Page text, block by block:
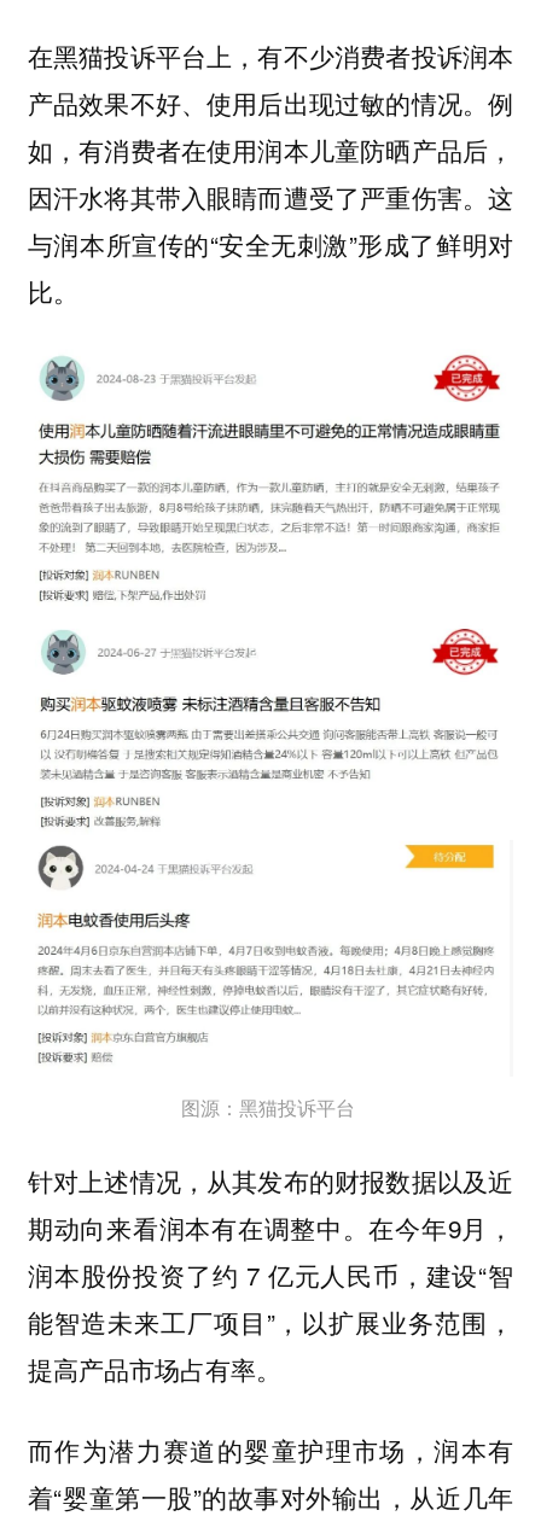
在黑猫投诉平台上，有不少消费者投诉润本
产品效果不好、使用后出现过敏的情况。例
如，有消费者在使用润本儿童防晒产品后，
因汗水将其带入眼睛而遭受了严重伤害。这
与润本所宣传的“安全无刺激”形成了鲜明对
比。
图源：黑猫投诉平台
针对上述情况，从其发布的财报数据以及近
期动向来看润本有在调整中。在今年9月，
润本股份投资了约 7 亿元人民币，建设“智
能智造未来工厂项目”，以扩展业务范围，
提高产品市场占有率。
而作为潜力赛道的婴童护理市场，润本有
着“婴童第一股”的故事对外输出，从近几年